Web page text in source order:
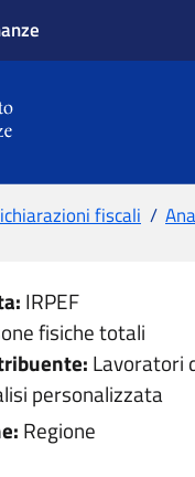
fiscali
IRPEF
fisiche totali
Lavoratori
personalizzata
Regione